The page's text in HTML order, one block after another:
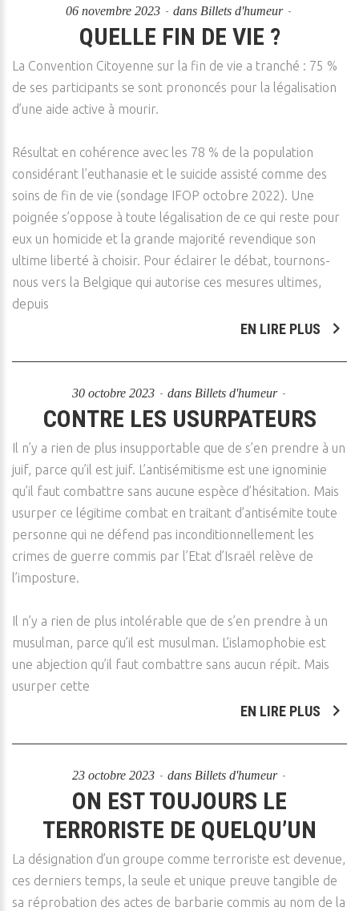
06 novembre 2023 dans Billets d'humeur
QUELLE FIN DE VIE ?
La Convention Citoyenne sur la fin de vie a tranché : 75 %
de ses participants se sont prononcés pour la légalisation
d’une aide active à mourir.
Résultat en cohérence avec les 78 % de la population
considérant l’euthanasie et le suicide assisté comme des
soins de fin de vie (sondage IFOP octobre 2022). Une
poignée s’oppose à toute légalisation de ce qui reste pour
eux un homicide et la grande majorité revendique son
ultime liberté à choisir. Pour éclairer le débat, tournons-
nous vers la Belgique qui autorise ces mesures ultimes,
depuis
EN LIRE PLUS
30 octobre 2023 dans Billets d'humeur
CONTRE LES USURPATEURS
Il n’y a rien de plus insupportable que de s’en prendre à un
juif, parce qu’il est juif. L’antisémitisme est une ignominie
qu’il faut combattre sans aucune espèce d’hésitation. Mais
usurper ce légitime combat en traitant d’antisémite toute
personne qui ne défend pas inconditionnellement les
crimes de guerre commis par l’Etat d’Israël relève de
l’imposture.
Il n’y a rien de plus intolérable que de s’en prendre à un
musulman, parce qu’il est musulman. L’islamophobie est
une abjection qu’il faut combattre sans aucun répit. Mais
usurper cette
EN LIRE PLUS
23 octobre 2023 dans Billets d'humeur
ON EST TOUJOURS LE
TERRORISTE DE QUELQU’UN
La désignation d’un groupe comme terroriste est devenue,
ces derniers temps, la seule et unique preuve tangible de
sa réprobation des actes de barbarie commis au nom de la